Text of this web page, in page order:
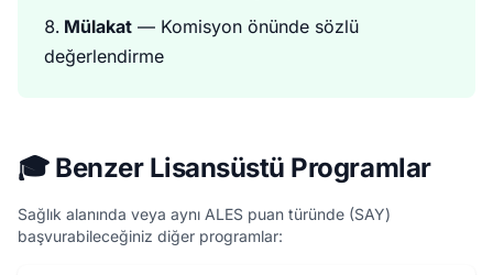
Mülakat — Komisyon önünde sözlü
değerlendirme
🎓 Benzer Lisansüstü Programlar
Sağlık alanında veya aynı ALES puan türünde (SAY)
başvurabileceğiniz diğer programlar: